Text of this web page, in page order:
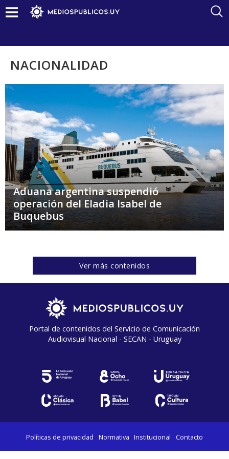
NACIONALIDAD
Aduana argentina suspendió
operación del Eladia Isabel de
Buquebus
Ver más contenidos
Portal de contenidos del Servicio de Comunicación
Audiovisual Nacional - SECAN - Uruguay
Políticas de privacidad Normativa Institucional Contacto